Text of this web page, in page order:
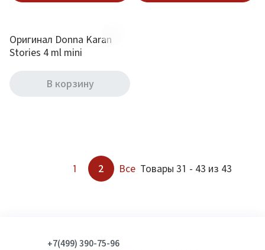
Оригинал Donna Karan
Stories 4 ml mini
В корзину
1 2 Все Товары 31 - 43 из 43
+7(499) 390-75-96